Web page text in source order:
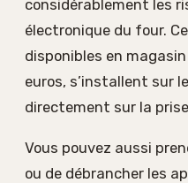
considérablement les
électronique du four.
disponibles en
euros, s’installent sur
directement sur la
Vous pouvez aussi
ou de débrancher les